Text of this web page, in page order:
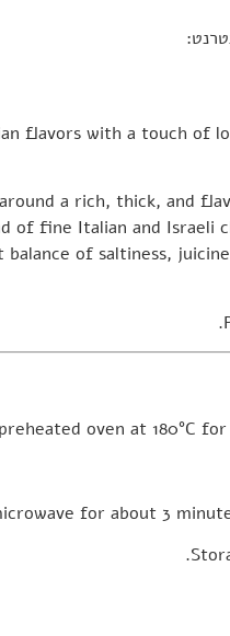
flavors with a touch of
a rich, thick, and
of fine Italian and
of saltiness,
oven at 180°C for
for about 3
.